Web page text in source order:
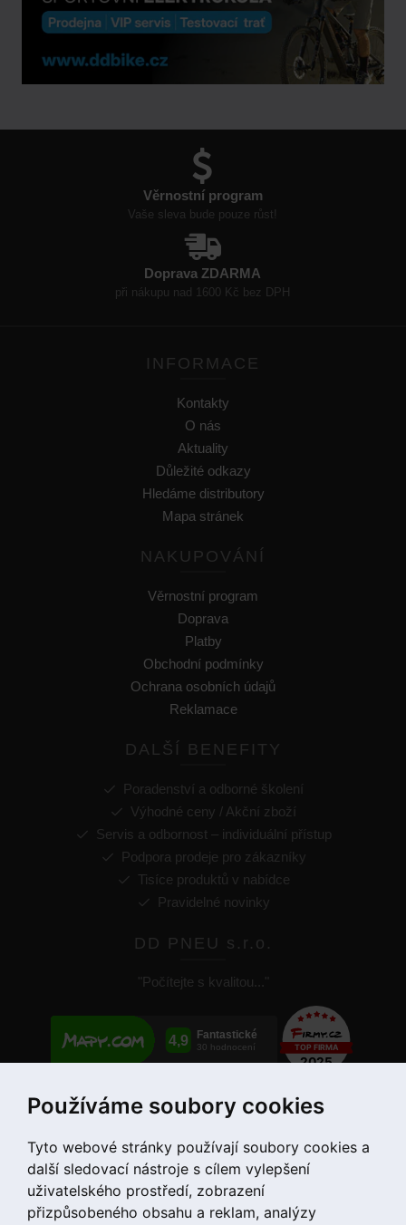
Používáme soubory cookies
Tyto webové stránky používají soubory cookies a
další sledovací nástroje s cílem vylepšení
uživatelského prostředí, zobrazení
přizpůsobeného obsahu a reklam, analýzy
Věrnostní program
Vaše sleva bude pouze růst!
Doprava ZDARMA
při nákupu nad 1600 Kč bez DPH
INFORMACE
Kontakty
O nás
Aktuality
Důležité odkazy
Hledáme distributory
Mapa stránek
NAKUPOVÁNÍ
Věrnostní program
Doprava
Platby
Obchodní podmínky
Ochrana osobních údajů
Reklamace
DALŠÍ BENEFITY
Poradenství a odborné školení
Výhodné ceny / Akční zboží
Servis a odbornost – individuální přístup
Podpora prodeje pro zákazníky
Tisíce produktů v nabídce
Pravidelné novinky
DD PNEU s.r.o.
"Počítejte s kvalitou..."
+420 775 55 66 99